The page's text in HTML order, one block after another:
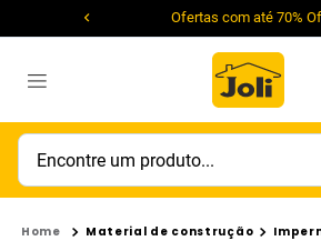
Ofertas com até 70%
Encontre um produto...
Material de construção